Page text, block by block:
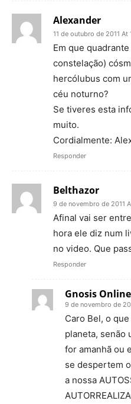
Alexander
11 de outubro de 2011 At
Em que
constelação)
hercólubus com
céu noturno?
Se tiveres esta
muito.
Cordialmente:
Responder
Belthazor
9 de novembro de 2011
Afinal vai ser
hora ele diz num
no video. Que
Responder
Gnosis Online
9 de novembro de
Caro Bel, o
planeta, senão
for amanhã ou
se despertem
a nossa